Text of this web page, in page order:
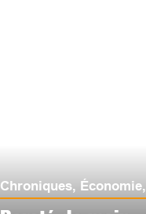
Chroniques, Économie,